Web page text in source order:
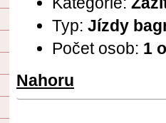
Typ: Jízdy
Počet osob: 1
Nahoru